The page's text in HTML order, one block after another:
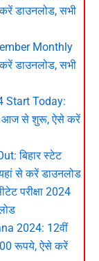
डाउनलोड, सभी
Monthly
डाउनलोड, सभी
Start Today:
आज से शुरू, ऐसे करें
बिहार स्टेट
से करें डाउनलोड
परीक्षा 2024
2024: 12वीं
रूपये, ऐसे करें